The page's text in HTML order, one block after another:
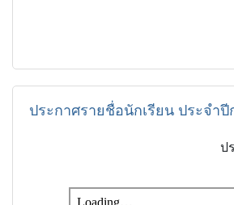
ประกาศรายชื่อนักเรียน ประจำปี
ป